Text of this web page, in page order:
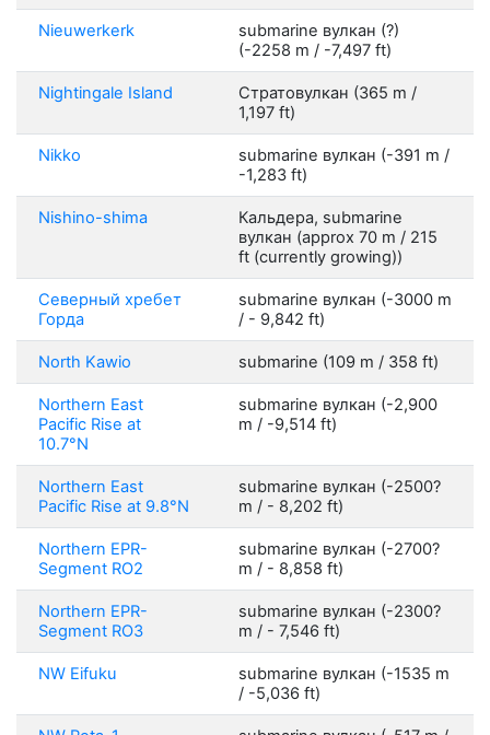
Nieuwerkerk
submarine вулкан (?)
(-2258 m / -7,497 ft)
Nightingale Island
Стратовулкан (365 m /
1,197 ft)
Nikko
submarine вулкан (-391 m /
-1,283 ft)
Nishino-shima
Кальдера, submarine
вулкан (approx 70 m / 215
ft (currently growing))
Северный хребет
Горда
submarine вулкан (-3000 m
/ - 9,842 ft)
North Kawio submarine (109 m / 358 ft)
Northern East
Pacific Rise at
10.7°N
submarine вулкан (-2,900
m / -9,514 ft)
Northern East
Pacific Rise at 9.8°N
submarine вулкан (-2500?
m / - 8,202 ft)
Northern EPR-
Segment RO2
submarine вулкан (-2700?
m / - 8,858 ft)
Northern EPR-
Segment RO3
submarine вулкан (-2300?
m / - 7,546 ft)
NW Eifuku
submarine вулкан (-1535 m
/ -5,036 ft)